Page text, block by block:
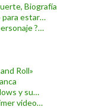
Biografía
para estar…
?…
Roll»
y su…
video…